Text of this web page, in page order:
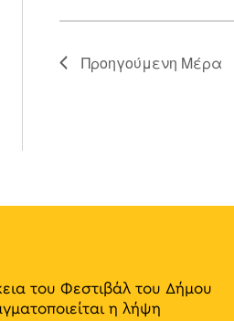
Προηγούμενη Μέρα
του Φεστιβάλ του Δήμου
η λήψη